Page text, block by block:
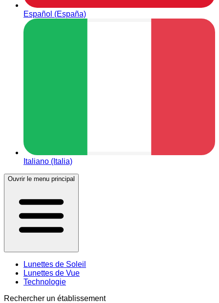
Español (España)
Italiano (Italia)
Ouvrir le menu principal
Lunettes de Soleil
Lunettes de Vue
Technologie
Rechercher un établissement